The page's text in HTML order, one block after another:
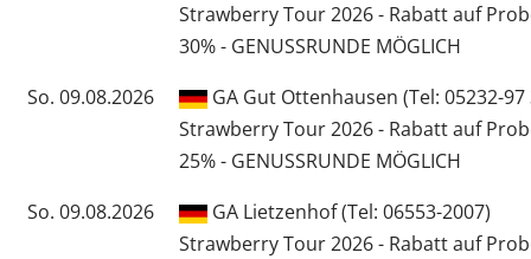
Strawberry Tour 2026 - Rabatt auf
30% - GENUSSRUNDE MÖGLICH
So. 09.08.2026
GA Gut Ottenhausen (Tel: 05232-97
Strawberry Tour 2026 - Rabatt auf
25% - GENUSSRUNDE MÖGLICH
So. 09.08.2026
GA Lietzenhof (Tel: 06553-2007)
Strawberry Tour 2026 - Rabatt auf